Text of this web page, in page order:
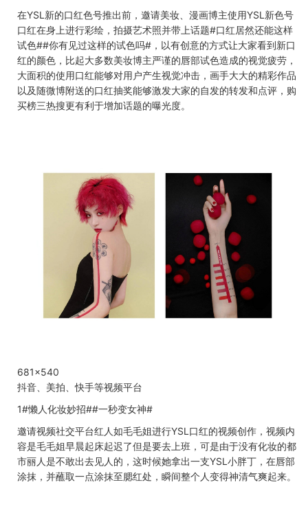
在YSL 新的口红色号推出前，邀请美妆、漫画博主使用YSL 新色号
口红在身上进行彩绘，拍摄艺术照并带上话题#口红居然还能这样
试色##你有见过这样的试色吗# ，以有创意的方式让大家看到新口
红的颜色，比起大多数美妆博主严谨的唇部试色造成的视觉疲劳，
大面积的使用口红能够对用户产生视觉冲击，画手大大的精彩作品
以及随微博附送的口红抽奖能够激发大家的自发的转发和点评，购
买榜三热搜更有利于增加话题的曝光度。
681x540
抖音、美拍、快手等视频平台
1#懒人化妆妙招##一秒变女神#
邀请视频社交平台红人如毛毛姐进行YSL 口红的视频创作，视频内
容是毛毛姐早晨起床起迟了但是要去上班，可是由于没有化妆的都
市丽人是不敢出去见人的，这时候她拿出一支YSL 小胖丁，在唇部
涂抹，并蘸取一点涂抹至腮红处，瞬间整个人变得神清气爽起来。